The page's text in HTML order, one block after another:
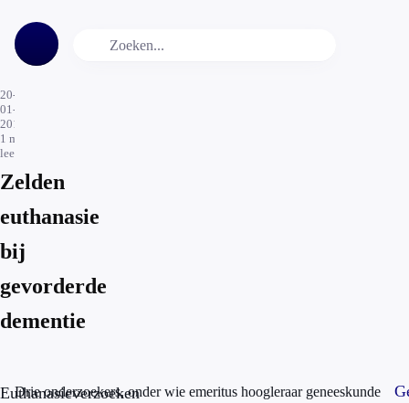
20-
01-
2016
1 min.
leestijd
Zelden
euthanasie
bij
gevorderde
dementie
Euthanasieverzoeken
Drie onderzoekers, onder wie emeritus hoogleraar geneeskunde